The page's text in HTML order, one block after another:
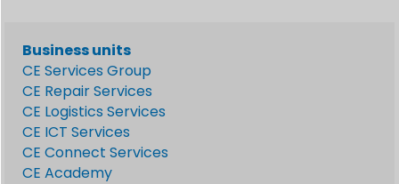
Business units
CE Services Group
CE Repair Services
CE Logistics Services
CE ICT Services
CE Connect Services
CE Academy